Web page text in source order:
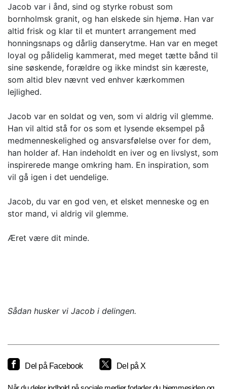
Jacob var i ånd, sind og styrke robust som
bornholmsk granit, og han elskede sin hjemø. Han var
altid frisk og klar til et muntert arrangement med
honningsnaps og dårlig danserytme. Han var en meget
loyal og pålidelig kammerat, med meget tætte bånd til
sine søskende, forældre og ikke mindst sin kæreste,
som altid blev nævnt ved enhver kærkommen
lejlighed.
Jacob var en soldat og ven, som vi aldrig vil glemme.
Han vil altid stå for os som et lysende eksempel på
medmenneskelighed og ansvarsfølelse over for dem,
han holder af. Han indeholdt en iver og en livslyst, som
inspirerede mange omkring ham. En inspiration, som
vil gå igen i det uendelige.
Jacob, du var en god ven, et elsket menneske og en
stor mand, vi aldrig vil glemme.
Æret være dit minde.
Sådan husker vi Jacob i delingen.
Del på Facebook Del på X